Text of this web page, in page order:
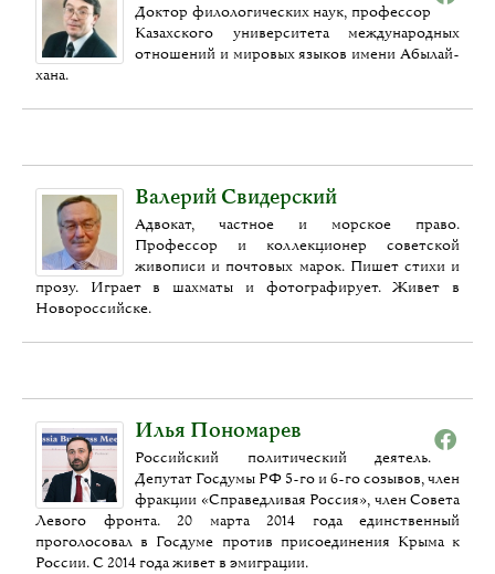
Доктор филологических наук, профессор
Казахского университета международных
отношений и мировых языков имени Абылай-
хана.
Валерий Свидерский
Адвокат, частное и морское право.
Профессор и коллекционер советской
живописи и почтовых марок. Пишет стихи и
прозу. Играет в шахматы и фотографирует. Живет в
Новороссийске.
Илья Пономарев
Российский политический деятель.
Депутат Госдумы РФ 5-го и 6-го созывов, член
фракции «Справедливая Россия», член Совета
Левого фронта. 20 марта 2014 года единственный
проголосовал в Госдуме против присоединения Крыма к
России. С 2014 года живет в эмиграции.